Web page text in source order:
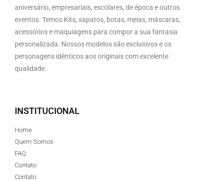
aniversário, empresariais, escolares, de época e outros
eventos. Temos Kits, sapatos, botas, meias, máscaras,
acessórios e maquiagens para compor a sua fantasia
personalizada. Nossos modelos são exclusivos e os
personagens idênticos aos originais com excelente
qualidade.
INSTITUCIONAL
Home
Quem Somos
FAQ
Contato
Contato